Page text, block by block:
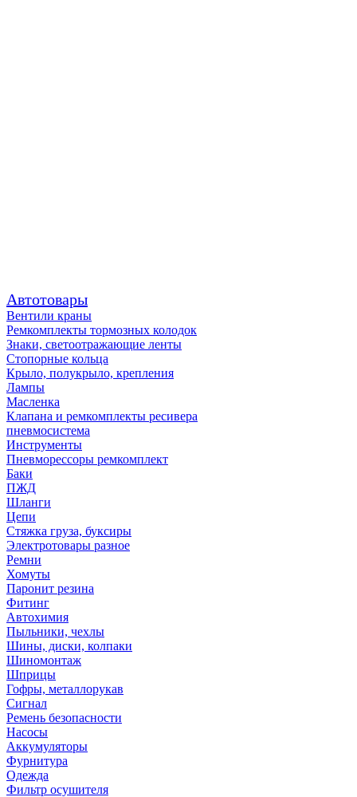
Автотовары
Вентили краны
Ремкомплекты тормозных колодок
Знаки, светоотражающие ленты
Стопорные кольца
Крыло, полукрыло, крепления
Лампы
Масленка
Клапана и ремкомплекты ресивера
пневмосистема
Инструменты
Пневморессоры ремкомплект
Баки
ПЖД
Шланги
Цепи
Стяжка груза, буксиры
Электротовары разное
Ремни
Хомуты
Паронит резина
Фитинг
Автохимия
Пыльники, чехлы
Шины, диски, колпаки
Шиномонтаж
Шприцы
Гофры, металлорукав
Сигнал
Ремень безопасности
Насосы
Аккумуляторы
Фурнитура
Одежда
Фильтр осушителя